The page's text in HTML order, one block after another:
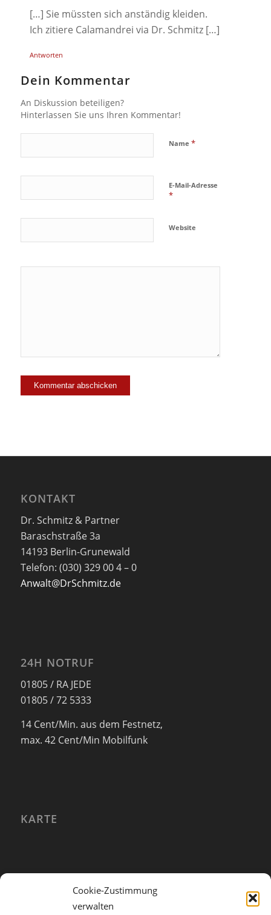
Cookie-Zustimmung
verwalten
[…] Sie müssten sich anständig kleiden.
Ich zitiere Calamandrei via Dr. Schmitz […]
Antworten
Dein Kommentar
An Diskussion beteiligen?
Hinterlassen Sie uns Ihren Kommentar!
Name *
E-Mail-Adresse
*
Website
KONTAKT
Dr. Schmitz & Partner
Baraschstraße 3a
14193 Berlin-Grunewald
Telefon: (030) 329 00 4 – 0
Anwalt@DrSchmitz.de
24H NOTRUF
01805 / RA JEDE
01805 / 72 5333
14 Cent/Min. aus dem Festnetz,
max. 42 Cent/Min Mobilfunk
KARTE